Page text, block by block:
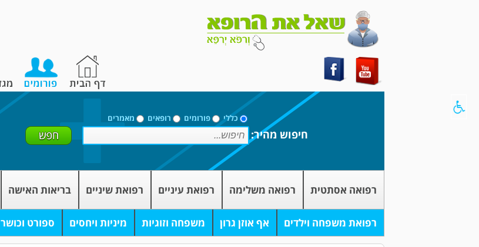
כללי פורומים רופאים מאמרים
חיפוש מהיר:
רפואה אסתטית רפואה משלימה רפואת עיניים רפואת שיניים בריאות האישה
רפואת משפחה וילדים אף אוזן גרון משפחה וזוגיות מיניות ויחסים ספורט וכושר